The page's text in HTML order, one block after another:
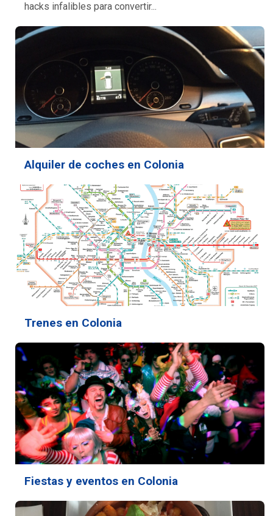
hacks infalibles para convertir...
Alquiler de coches en Colonia
Trenes en Colonia
Fiestas y eventos en Colonia